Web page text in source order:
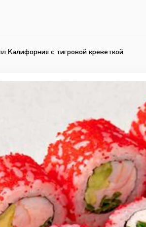
Калифорния с тигровой креветкой